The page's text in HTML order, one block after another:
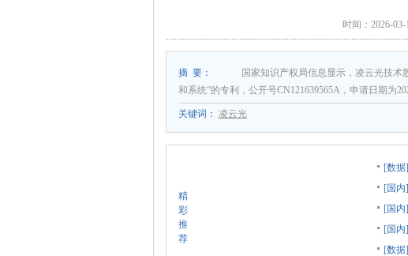
时间：2026-
摘 要：
国家知识产权局信息显示，凌云光技术
和系统”的专利，公开号CN121639565A，申请日期为
关键词： 凌云光
精
彩
推
荐
[数据]
[国内]
[国内]
[国内]
[数据]